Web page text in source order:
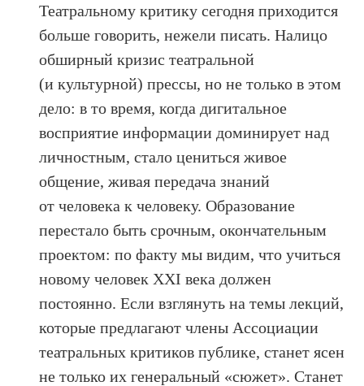
Театральному критику сегодня приходится
больше говорить, нежели писать. Налицо
обширный кризис театральной
(и культурной) прессы, но не только в этом
дело: в то время, когда дигитальное
восприятие информации доминирует над
личностным, стало цениться живое
общение, живая передача знаний
от человека к человеку. Образование
перестало быть срочным, окончательным
проектом: по факту мы видим, что учиться
новому человек XXI века должен
постоянно. Если взглянуть на темы лекций,
которые предлагают члены Ассоциации
театральных критиков публике, станет ясен
не только их генеральный «сюжет». Станет